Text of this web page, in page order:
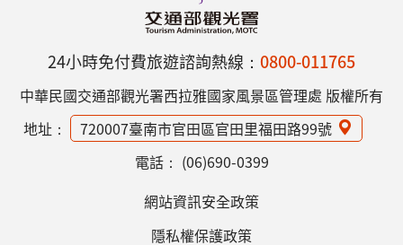
24小時免付費旅遊諮詢熱線： 0800-011765
中華民國交通部觀光署西拉雅國家風景區管理處 版權所有
地址：
720007臺南市官田區官田里福田路99號
電話： (06)690-0399
網站資訊安全政策
隱私權保護政策